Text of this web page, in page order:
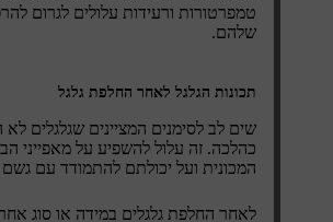
טמפרטורות ורעידות עלולים לגרום
שלהם.
תכונות הגלגל לאחר החלפת גלגל
שים לב לסימנים המציינים שגלגלים לא
כהלכה. זה עלול להשפיע על מאפייני
המכונית ועל יכולתם להתמודד עם
לאחר החלפת גלגלים במידה או סוג